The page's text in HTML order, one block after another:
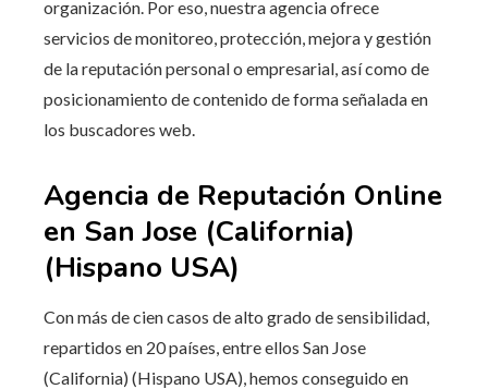
organización. Por eso, nuestra agencia ofrece
servicios de monitoreo, protección, mejora y gestión
de la reputación personal o empresarial, así como de
posicionamiento de contenido de forma señalada en
los buscadores web.
Agencia de Reputación Online
en San Jose (California)
(Hispano USA)
Con más de cien casos de alto grado de sensibilidad,
repartidos en 20 países, entre ellos San Jose
(California) (Hispano USA), hemos conseguido en